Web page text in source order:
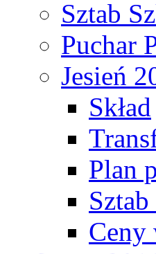
Sztab
Puchar
Jesień
Skład
Plan
Ceny